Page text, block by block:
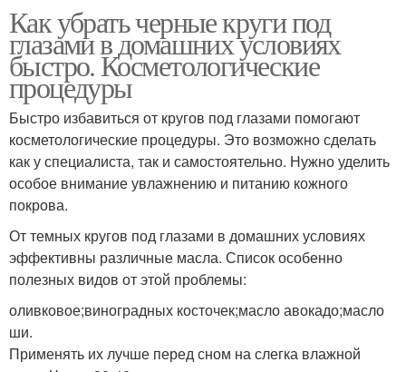
Как убрать черные круги под
глазами в домашних условиях
быстро. Косметологические
процедуры
Быстро избавиться от кругов под глазами помогают
косметологические процедуры. Это возможно сделать
как у специалиста, так и самостоятельно. Нужно уделить
особое внимание увлажнению и питанию кожного
покрова.
От темных кругов под глазами в домашних условиях
эффективны различные масла. Список особенно
полезных видов от этой проблемы:
оливковое;виноградных косточек;масло авокадо;масло
ши.
Применять их лучше перед сном на слегка влажной